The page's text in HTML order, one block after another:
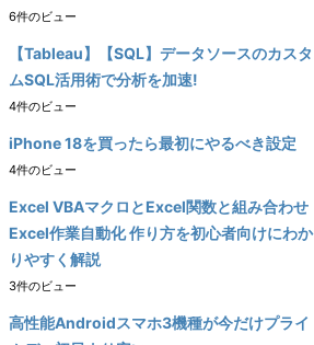
6件のビュー
【Tableau】【SQL】データソースのカスタ
ムSQL活用術で分析を加速!
4件のビュー
iPhone 18を買ったら最初にやるべき設定
4件のビュー
Excel VBAマクロとExcel関数と組み合わせ
Excel作業自動化 作り方を初心者向けにわか
りやすく解説
3件のビュー
高性能Androidスマホ3機種が今だけプライ